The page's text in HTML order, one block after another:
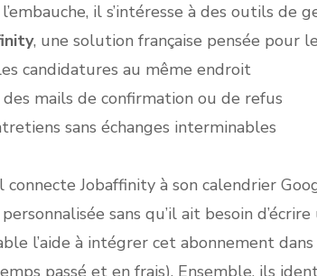
il s’intéresse à des outils
, une solution française pensée pour
candidatures au même endroit
mails de confirmation ou de refus
sans échanges interminables
connecte Jobaffinity à son calendrier
sans qu’il ait besoin
l’aide à intégrer cet abonnement
passé et en frais). Ensemble, ils